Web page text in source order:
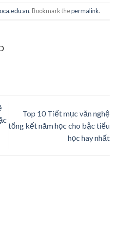
. Bookmark thepermalink.
Top 10 Tiết mục văn nghệ
tổng kết năm học cho bậc tiểu
học hay nhất